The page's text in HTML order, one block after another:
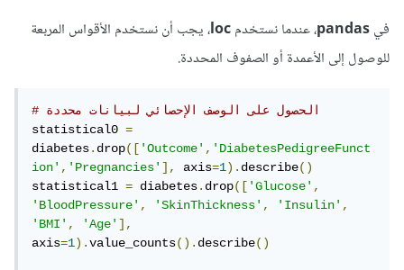
plt
xlabel "Features"
plt. ylabel "Value"
rotation=30)
plt.grid( True )
plt.tight_layout
plt . show()
فيpandas، عندما نستخدمloc، يجب أن نستخدم الأقواس المربعة
للوصول إلى الأعمدة أو الصفوف المحددة.
# الحصول على الوصف الإحصائي لبيانات محددة
statistical0 =
diabetes.drop(['Outcome','DiabetesPedigreeFunct
ion','Pregnancies'], axis=1).describe()
statistical1 = diabetes.drop(['Glucose',
'BloodPressure', 'SkinThickness', 'Insulin',
'BMI', 'Age'],
axis=1).value_counts().describe()